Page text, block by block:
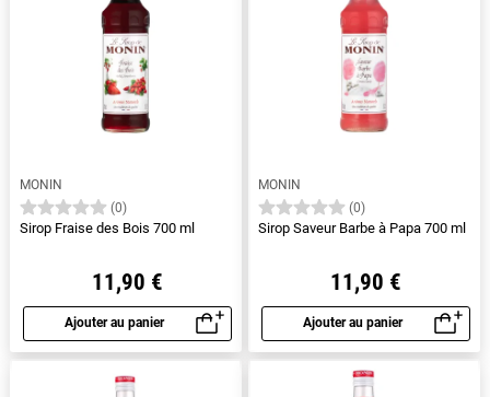
MONIN
(0)
Sirop Fraise des Bois 700 ml
11,90 €
Ajouter au panier
Aperçu rapide
MONIN
(0)
Sirop Saveur Barbe à Papa 700 ml
11,90 €
Ajouter au panier
Aperçu rapide